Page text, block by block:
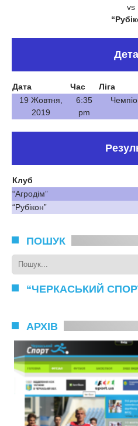
vs
Дата Час Ліга
19 Жовтня,
2019
6:35
pm
Клуб
“Агродім”
“Рубікон”
ПОШУК
“ЧЕРКАСЬКИЙ
АРХІВ